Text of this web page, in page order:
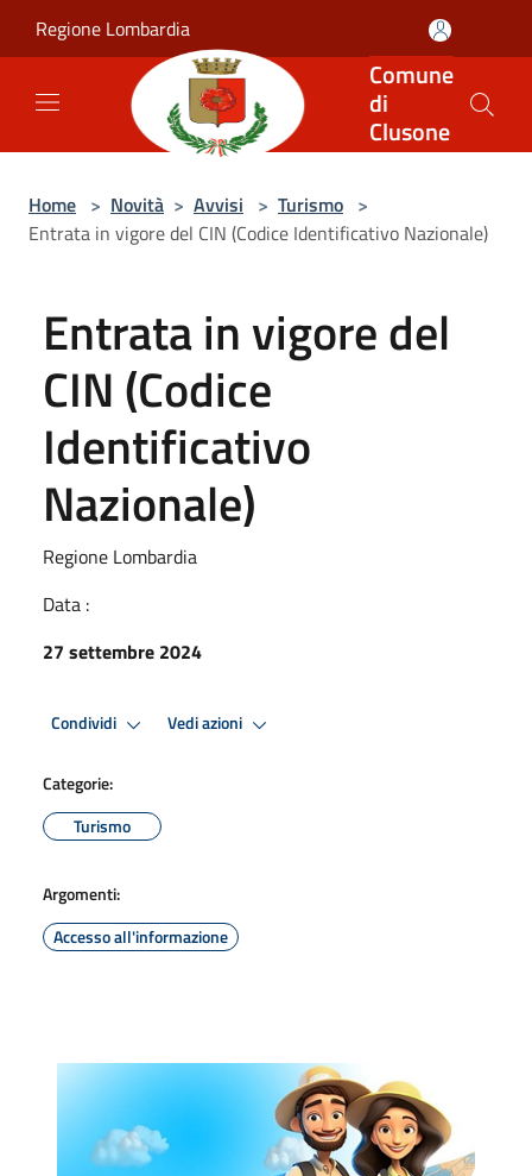
Regione Lombardia
Comune
di
Clusone
Home > Novità > Avvisi > Turismo >
Entrata in vigore del CIN (Codice Identificativo Nazionale)
Entrata in vigore del
CIN (Codice
Identificativo
Nazionale)
Regione Lombardia
Data :
27 settembre 2024
Condividi Vedi azioni
Categorie:
Turismo
Argomenti:
Accesso all'informazione